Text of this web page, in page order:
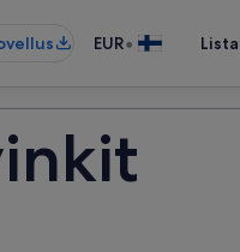
EUR•